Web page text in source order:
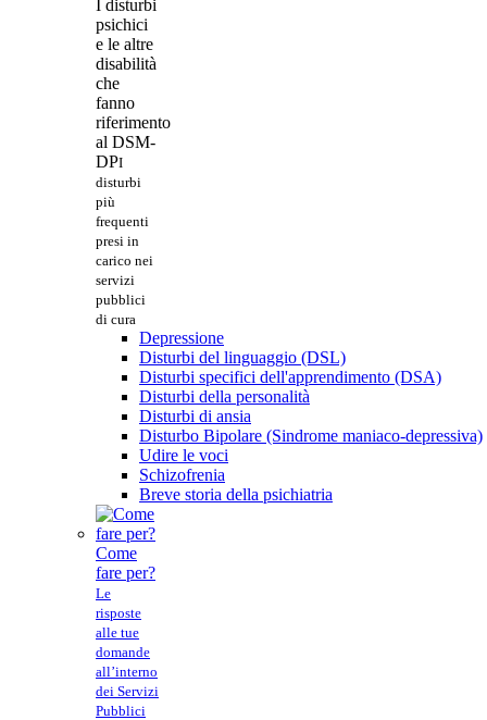
I disturbi
psichici
e le altre
disabilità
che
fanno
riferimento
al DSM-
DPI
disturbi
più
frequenti
presi in
carico nei
servizi
pubblici
di cura
Depressione
Disturbi del linguaggio (DSL)
Disturbi specifici dell'apprendimento (DSA)
Disturbi della personalità
Disturbi di ansia
Disturbo Bipolare (Sindrome maniaco-depressiva)
Udire le voci
Schizofrenia
Breve storia della psichiatria
Come
fare per?
Le
risposte
alle tue
domande
all’interno
dei Servizi
Pubblici